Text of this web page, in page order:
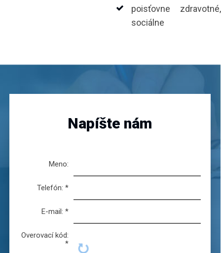
poisťovne zdravotné,
sociálne
Napíšte nám
Meno:
Telefón: *
E-mail: *
Overovací kód:
*